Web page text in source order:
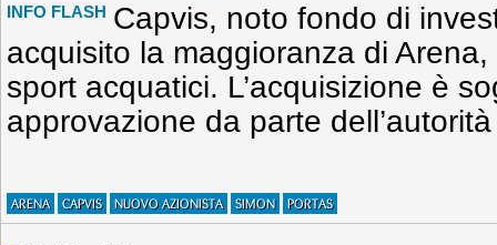
INFO FLASH Capvis, noto fondo di
acquisito la maggioranza di
sport acquatici. L’acquisizione è
approvazione da parte
ARENA CAPVIS NUOVO AZIONISTA SIMON PORTAS